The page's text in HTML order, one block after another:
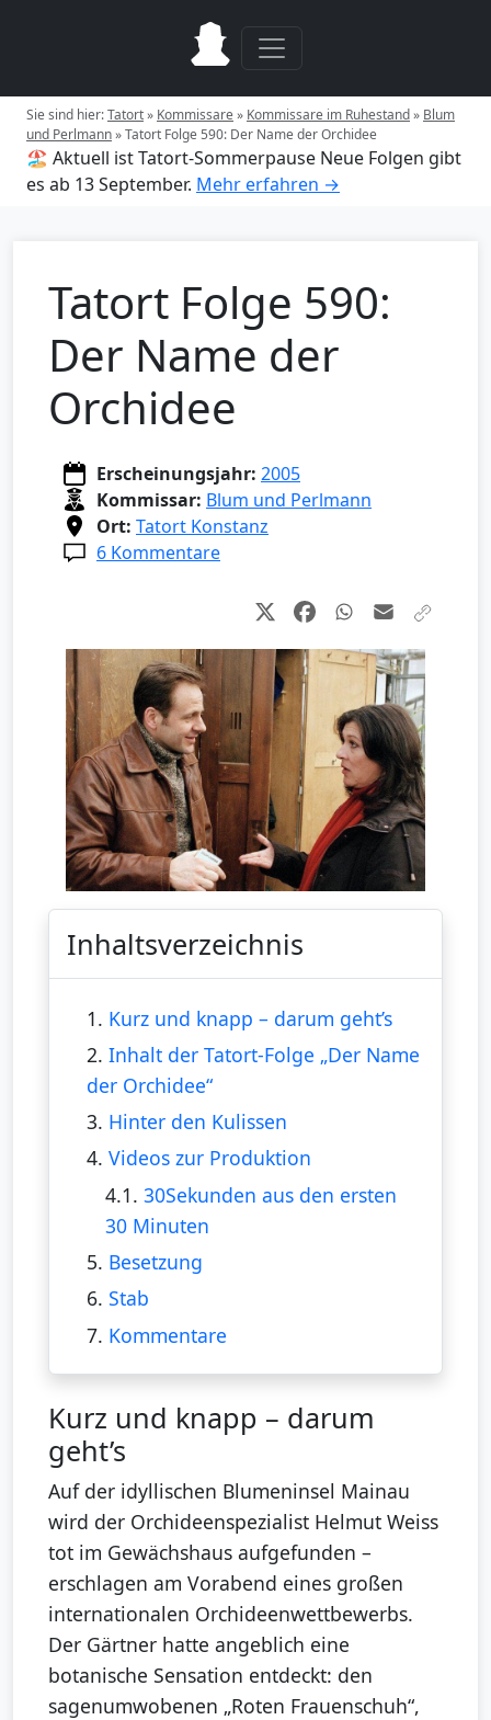
Sie sind hier:Tatort» Kommissare» Kommissare im Ruhestand» Blum
und Perlmann»Tatort Folge 590: Der Name der Orchidee
🏖️ Aktuell ist Tatort-Sommerpause Neue Folgen gibt
es ab 13 September. Mehr erfahren →
Tatort Folge 590:
Der Name der
Orchidee
Erscheinungsjahr: 2005
Kommissar: Blum und Perlmann
Ort: Tatort Konstanz
6 Kommentare
Inhaltsverzeichnis
1. Kurz und knapp – darum geht’s
2. Inhalt der Tatort-Folge „Der Name
der Orchidee“
3. Hinter den Kulissen
4. Videos zur Produktion
4.1.30Sekunden aus den ersten
30 Minuten
5. Besetzung
6. Stab
7. Kommentare
Kurz und knapp – darum
geht’s
Auf der idyllischen Blumeninsel Mainau
wird der Orchideenspezialist Helmut Weiss
tot im Gewächshaus aufgefunden –
erschlagen am Vorabend eines großen
internationalen Orchideenwettbewerbs.
Der Gärtner hatte angeblich eine
botanische Sensation entdeckt: den
sagenumwobenen „Roten Frauenschuh“,